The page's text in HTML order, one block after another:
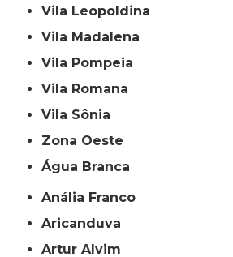
Vila Leopoldina
Vila Madalena
Vila Pompeia
Vila Romana
Vila Sônia
Zona Oeste
Água Branca
Anália Franco
Aricanduva
Artur Alvim